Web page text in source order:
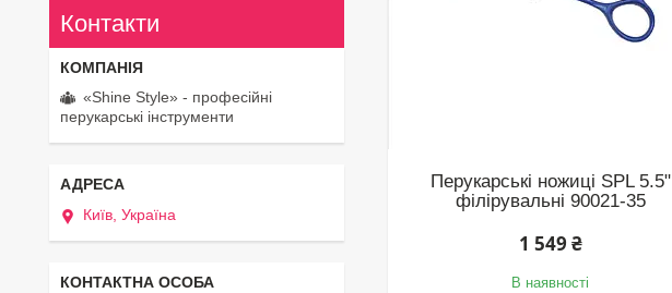
Перукарські ножиці SPL 5.5"
філірувальні 90021-35
1 549 ₴
В наявності
Контакти
«Shine Style» - професійні
перукарські інструменти
Київ, Україна